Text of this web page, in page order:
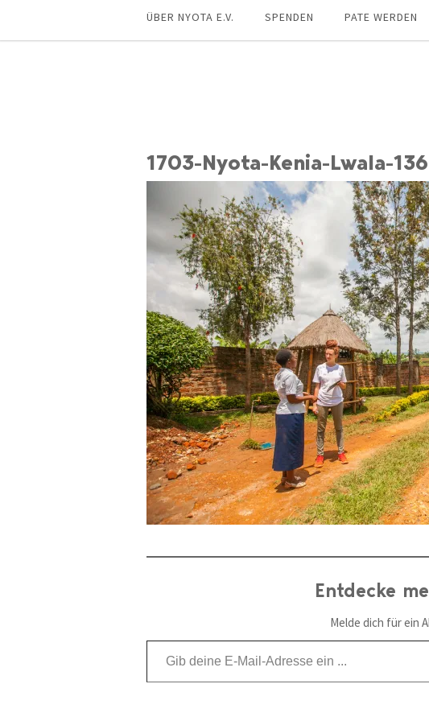
ÜBER NYOTA E.V. SPENDEN PATE WERDEN
1703-Nyota-Kenia-Lwala-
Entdecke
Melde dich für ein
Gib deine E-Mail-Adresse ein ...